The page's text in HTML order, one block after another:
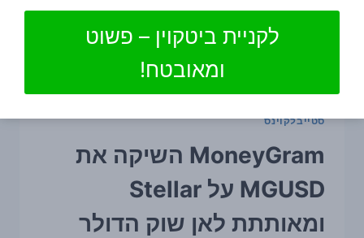
סטייבלקוינס
MoneyGram השיקה את
MGUSD על Stellar
ומאותתת לאן שוק הדולר
לקניית ביטקוין – פשוט
ומאובטח!